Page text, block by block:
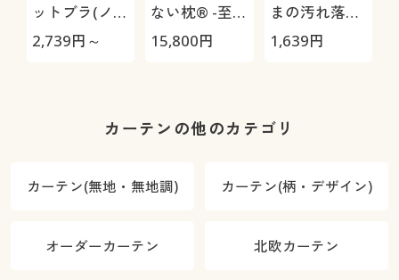
ットブラ(ノン
ワイヤー)
2,739円～
ない枕® -至
極-
15,800円
まの汚れ落と
し(2本組)
1,639円
カーテンの他のカテゴリ
カーテン(無地・無地調) カーテン(柄・デザイン)
オーダーカーテン 北欧カーテン